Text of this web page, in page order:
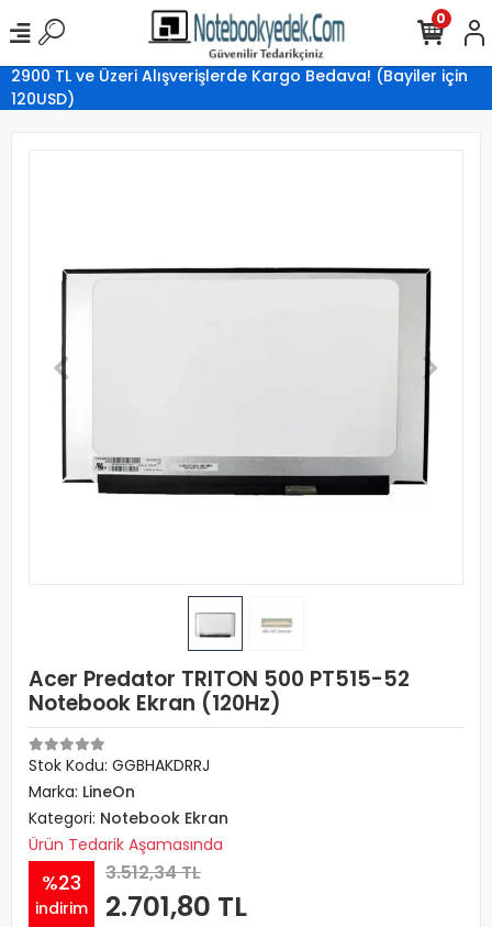
2900 TL ve Üzeri Alışverişlerde Kargo Bedava! (Bayiler için
120USD)
0
Acer Predator TRITON 500 PT515-52
Notebook Ekran (120Hz)
Stok Kodu: GGBHAKDRRJ
Marka: LineOn
Kategori: Notebook Ekran
Ürün Tedarik Aşamasında
%23
indirim
3.512,34 TL
2.701,80 TL